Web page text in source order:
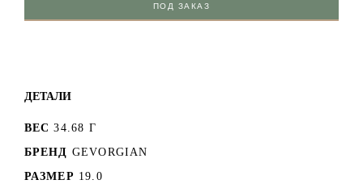
ПОД ЗАКАЗ
ДЕТАЛИ
ВЕС 34.68 Г
БРЕНД GEVORGIAN
РАЗМЕР 19.0